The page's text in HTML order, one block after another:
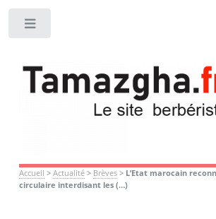
Accueil > Actualité> Brèves> L’Etat marocain
circulaire interdisant les (…)